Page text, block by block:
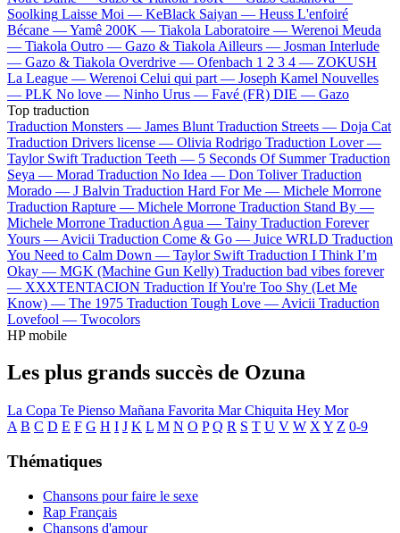
Soolking Laisse Moi — KeBlack Saiyan — Heuss L'enfoiré
Bécane —Yamê 200K — Tiakola Laboratoire — Werenoi Meuda
— Tiakola Outro — Gazo & Tiakola Ailleurs — Josman Interlude
— Gazo & Tiakola Overdrive — Ofenbach 1 2 3 4 — ZOKUSH
La League — Werenoi Celui qui part — Joseph Kamel Nouvelles
— PLK No love — Ninho Urus — Favé (FR) DIE — Gazo
Top traduction
Traduction Monsters — James Blunt Traduction Streets — Doja Cat
Traduction Drivers license — Olivia Rodrigo Traduction Lover —
Taylor Swift Traduction Teeth — 5 Seconds Of Summer Traduction
Seya — Morad Traduction No Idea — Don Toliver Traduction
Morado — J Balvin Traduction Hard For Me — Michele Morrone
Traduction Rapture — Michele Morrone Traduction Stand By —
Michele Morrone Traduction Agua — Tainy Traduction Forever
Yours — Avicii Traduction Come & Go — Juice WRLD Traduction
You Need to Calm Down — Taylor Swift Traduction I Think I’m
Okay — MGK (Machine Gun Kelly) Traduction bad vibes forever
— XXXTENTACION Traduction If You're Too Shy (Let Me
Know) — The 1975 Traduction Tough Love — Avicii Traduction
Lovefool — Twocolors
HP mobile
Les plus grands succès de Ozuna
La Copa Te Pienso Mañana Favorita Mar Chiquita Hey Mor
A B C D E F G H I J K L M N O P Q R S T U V W X Y Z 0-9
Thématiques
Chansons pour faire le sexe
Rap Français
Chansons d'amour